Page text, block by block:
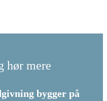
hør mere
bygger på